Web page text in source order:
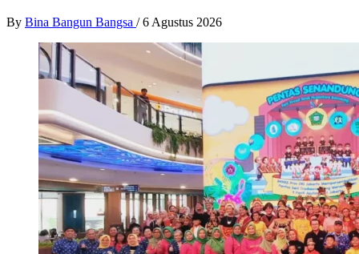
By Bina Bangun Bangsa / 6 Agustus 2026